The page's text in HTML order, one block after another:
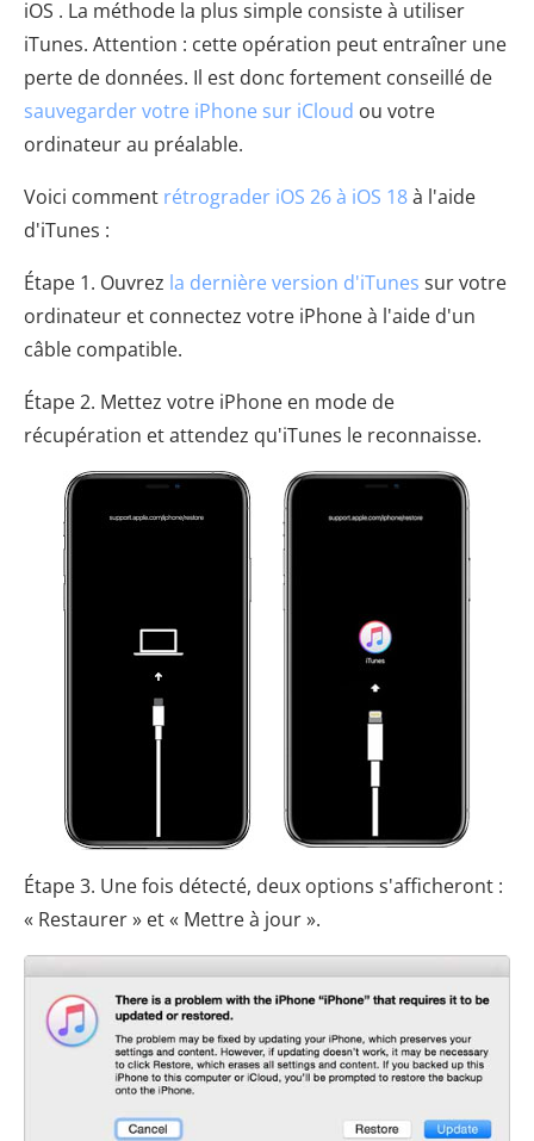
iOS . La méthode la plus simple consiste à utiliser
iTunes. Attention : cette opération peut entraîner une
perte de données. Il est donc fortement conseillé de
sauvegarder votre iPhone sur iCloud ou votre
ordinateur au préalable.
Voici comment rétrograder iOS 26 à iOS 18à l'aide
d'iTunes :
Étape 1. Ouvrez la dernière version d'iTunes sur votre
ordinateur et connectez votre iPhone à l'aide d'un
câble compatible.
Étape 2. Mettez votre iPhone en mode de
récupération et attendez qu'iTunes le reconnaisse.
Étape 3. Une fois détecté, deux options s'afficheront :
« Restaurer » et « Mettre à jour ».